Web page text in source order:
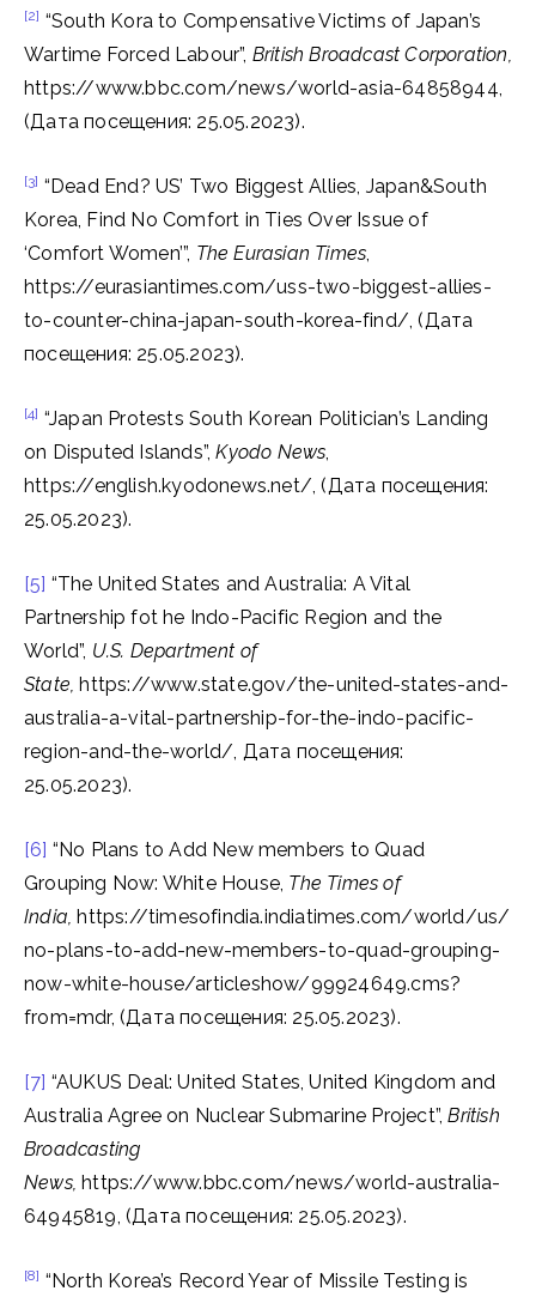
[2] “South Kora to Compensative Victims of Japan’s
Wartime Forced Labour”, British Broadcast Corporation,
https://www.bbc.com/news/world-asia-64858944,
(Дата посещения: 25.05.2023).
[3] “Dead End? US’ Two Biggest Allies, Japan&South
Korea, Find No Comfort in Ties Over Issue of
‘Comfort Women’”, The Eurasian Times,
https://eurasiantimes.com/uss-two-biggest-allies-
to-counter-china-japan-south-korea-find/, (Дата
посещения: 25.05.2023).
[4] “Japan Protests South Korean Politician’s Landing
on Disputed Islands”,Kyodo News,
https://english.kyodonews.net/, (Дата посещения:
25.05.2023).
[5] “The United States and Australia: A Vital
Partnership fot he Indo-Pacific Region and the
World”, U.S. Department of
State, https://www.state.gov/the-united-states-and-
australia-a-vital-partnership-for-the-indo-pacific-
region-and-the-world/, Дата посещения:
25.05.2023).
[6] “No Plans to Add New members to Quad
Grouping Now: White House, The Times of
India, https://timesofindia.indiatimes.com/world/us/
no-plans-to-add-new-members-to-quad-grouping-
now-white-house/articleshow/99924649.cms?
from=mdr, (Дата посещения: 25.05.2023).
[7] “AUKUS Deal: United States, United Kingdom and
Australia Agree on Nuclear Submarine Project”,British
Broadcasting
News,https://www.bbc.com/news/world-australia-
64945819, (Дата посещения: 25.05.2023).
[8] “North Korea’s Record Year of Missile Testing is